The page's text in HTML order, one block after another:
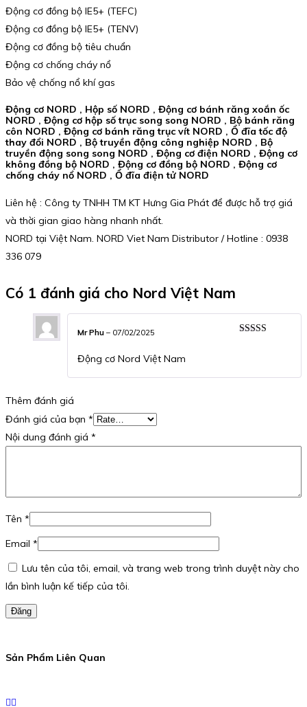
Động cơ đồng bộ IE5+ (TEFC)
Động cơ đồng bộ IE5+ (TENV)
Động cơ đồng bộ tiêu chuẩn
Động cơ chống cháy nổ
Bảo vệ chống nổ khí gas
Động cơ NORD , Hộp số NORD , Động cơ bánh răng xoắn ốc
NORD , Động cơ hộp số trục song song NORD , Bộ bánh răng
côn NORD , Động cơ bánh răng trục vít NORD , Ổ đĩa tốc độ
thay đổi NORD , Bộ truyền động công nghiệp NORD , Bộ
truyền động song song NORD , Động cơ điện NORD , Động cơ
không đồng bộ NORD , Động cơ đồng bộ NORD , Động cơ
chống cháy nổ NORD , Ổ đĩa điện tử NORD
Liên hệ : Công ty TNHH TM KT Hưng Gia Phát để được hỗ trợ giá
và thời gian giao hàng nhanh nhất.
NORD tại Việt Nam. NORD Viet Nam Distributor / Hotline : 0938
336 079
Có 1 đánh giá cho Nord Việt Nam
Mr Phu – 07/02/2025
Động cơ Nord Việt Nam
Thêm đánh giá
Đánh giá của bạn *
Nội dung đánh giá *
Tên *
Email *
Lưu tên của tôi, email, và trang web trong trình duyệt này cho
lần bình luận kế tiếp của tôi.
Đăng
Sản Phẩm Liên Quan